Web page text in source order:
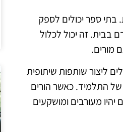
בתי ספר יכולים לספק
בבית. זה יכול לכלול
מורים.
ליצור שותפות שיתופית
התלמיד. כאשר הורים
מעורבים ומושקעים